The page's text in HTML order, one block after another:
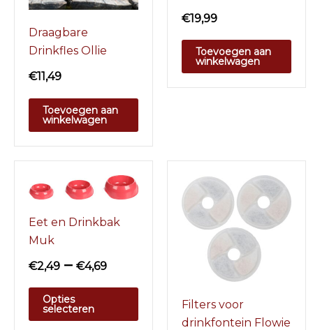
Draagbare
Drinkfles Ollie
€11,49
Toevoegen aan
winkelwagen
€19,99
Toevoegen aan
winkelwagen
Eet en Drinkbak
Muk
€2,49 – €4,69
Opties
selecteren
Filters voor
drinkfontein Flowie